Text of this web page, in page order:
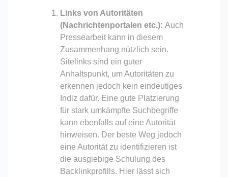
Links von Autoritäten
(Nachrichtenportalen etc.): Auch
Pressearbeit kann in diesem
Zusammenhang nützlich sein.
Sitelinks sind ein guter
Anhaltspunkt, um Autoritäten zu
erkennen jedoch kein eindeutiges
Indiz dafür. Eine gute Platzierung
für stark umkämpfte Suchbegriffe
kann ebenfalls auf eine Autorität
hinweisen. Der beste Weg jedoch
eine Autorität zu identifizieren ist
die ausgiebige Schulung des
Backlinkprofills. Hier lässt sich